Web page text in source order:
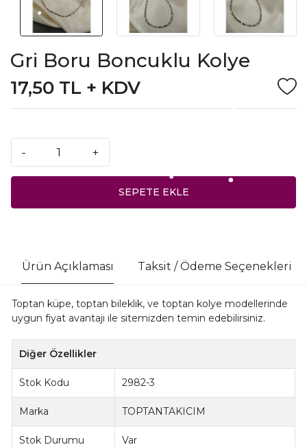
Gri Boru Boncuklu Kolye
17,50 TL + KDV
- +
SEPETE EKLE
Ürün Açıklaması Taksit / Ödeme Seçenekleri
Toptan küpe, toptan bileklik, ve toptan kolye modellerinde
uygun fiyat avantajı ile sitemizden temin edebilirsiniz.
Diğer Özellikler
Stok Kodu 2982-3
Marka TOPTANTAKICIM
Stok Durumu Var